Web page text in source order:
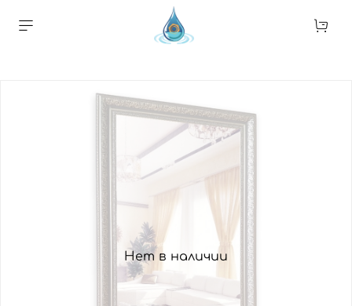
Нет в наличии